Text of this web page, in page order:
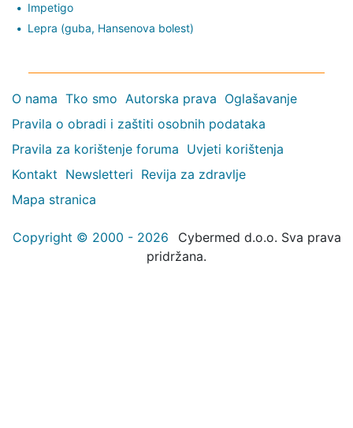
Impetigo
Lepra (guba, Hansenova bolest)
O nama Tko smo Autorska prava Oglašavanje
Pravila o obradi i zaštiti osobnih podataka
Pravila za korištenje foruma Uvjeti korištenja
Kontakt Newsletteri Revija za zdravlje
Mapa stranica
Copyright © 2000 - 2026
Cybermed d.o.o. Sva prava
pridržana.